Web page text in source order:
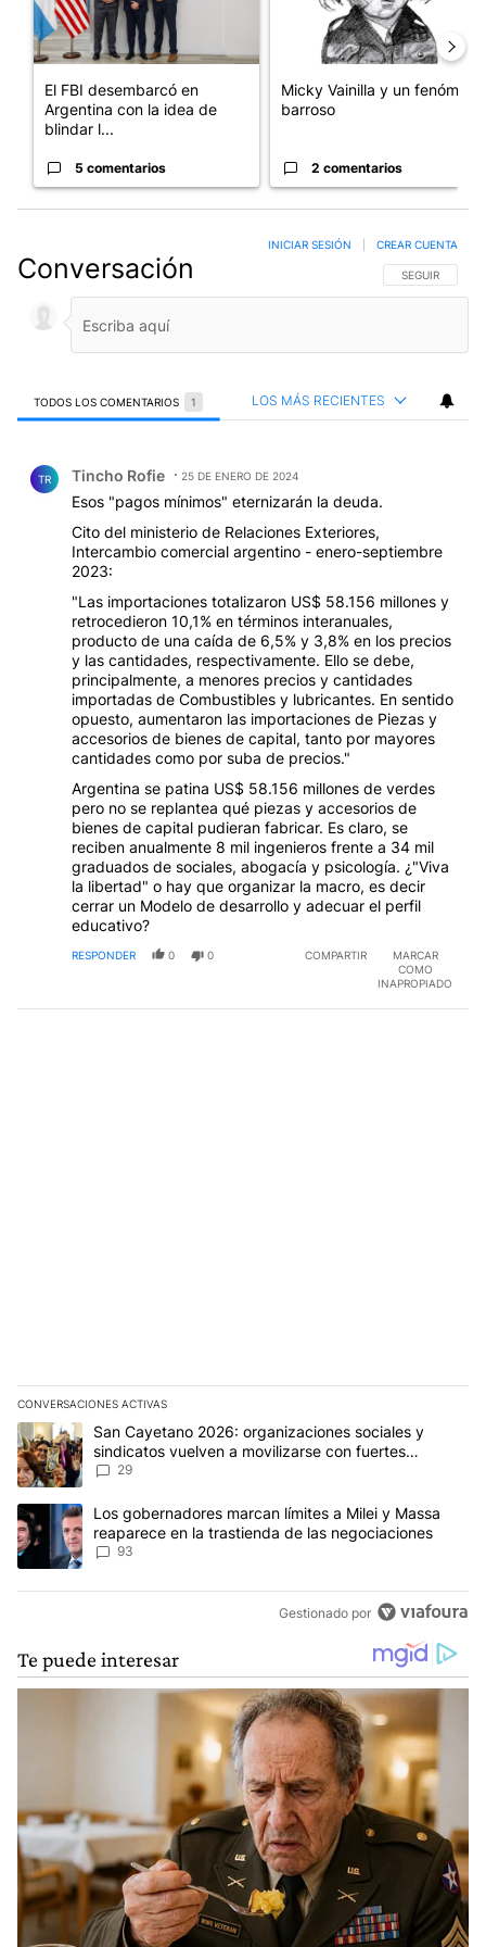
El FBI desembarcó en
Argentina con la idea de
blindar l...
5 comentarios
Micky Vainilla y un fenómeno
barroso
2 comentarios
Conversación SIGA ESTA
SEGUIR
INICIAR SESIÓN CREAR CUENTA
TODOS LOS COMENTARIOS 1 LOS MÁS RECIENTES
TR Tincho Rofie 25 DE ENERO DE 2024
Esos "pagos mínimos" eternizarán la deuda.
Cito del ministerio de Relaciones Exteriores,
Intercambio comercial argentino - enero-septiembre
2023:
"Las importaciones totalizaron US$ 58.156 millones y
retrocedieron 10,1% en términos interanuales,
producto de una caída de 6,5% y 3,8% en los precios
y las cantidades, respectivamente. Ello se debe,
principalmente, a menores precios y cantidades
importadas de Combustibles y lubricantes. En sentido
opuesto, aumentaron las importaciones de Piezas y
accesorios de bienes de capital, tanto por mayores
cantidades como por suba de precios."
Argentina se patina US$ 58.156 millones de verdes
pero no se replantea qué piezas y accesorios de
bienes de capital pudieran fabricar. Es claro, se
reciben anualmente 8 mil ingenieros frente a 34 mil
graduados de sociales, abogacía y psicología. ¿"Viva
la libertad" o hay que organizar la macro, es decir
cerrar un Modelo de desarrollo y adecuar el perfil
educativo?
RESPONDER 0 0 COMPARTIR
MARCAR
COMO
INAPROPIADO
CONVERSACIONES ACTIVAS
Este listado muestra los artículos con más comentarios en los
Un artículo de tendencia con el título "San Cayetano 2026:
San Cayetano 2026: organizaciones sociales y
sindicatos vuelven a movilizarse con fuertes
reclamos al Gobierno
29
Un artículo de tendencia con el título "Los gobernadores
Los gobernadores marcan límites a Milei y Massa
reaparece en la trastienda de las negociaciones
93
Gestionado por